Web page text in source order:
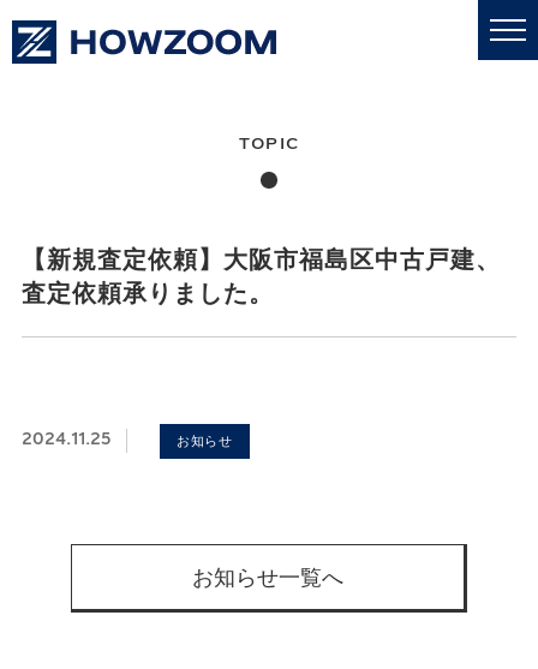
更新情報
採用情報
【新規査定依頼】大阪市福島区中古戸建、
査定依頼承りました。
2024.11.25 お知らせ
お知らせ一覧へ